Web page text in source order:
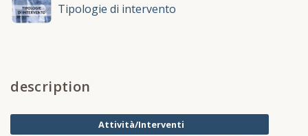
Tipologie di intervento
description
Attività/Interventi